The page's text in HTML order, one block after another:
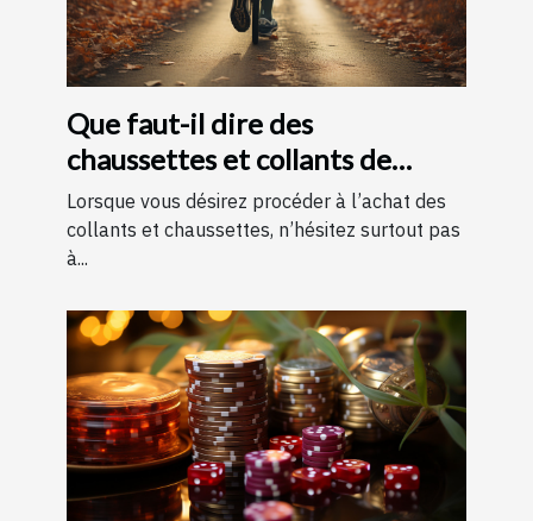
Que faut-il dire des
chaussettes et collants de
contention ?
Lorsque vous désirez procéder à l’achat des
collants et chaussettes, n’hésitez surtout pas
à...